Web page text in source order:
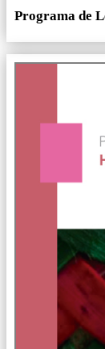
Programa de